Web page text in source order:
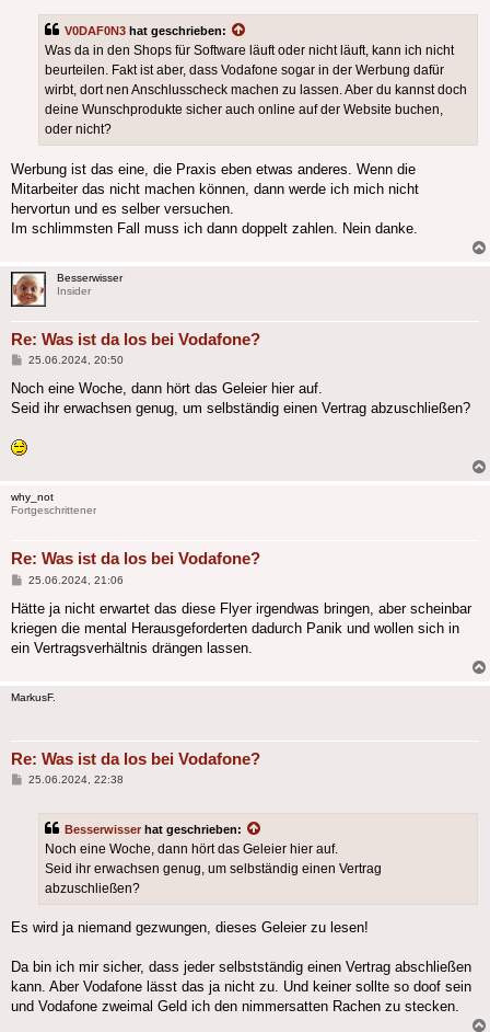
V0DAF0N3 hat geschrieben:
Was da in den Shops für Software läuft oder nicht läuft, kann ich nicht
beurteilen. Fakt ist aber, dass Vodafone sogar in der Werbung dafür
wirbt, dort nen Anschlusscheck machen zu lassen. Aber du kannst doch
deine Wunschprodukte sicher auch online auf der Website buchen,
oder nicht?
Werbung ist das eine, die Praxis eben etwas anderes. Wenn die
Mitarbeiter das nicht machen können, dann werde ich mich nicht
hervortun und es selber versuchen.
Im schlimmsten Fall muss ich dann doppelt zahlen. Nein danke.
Besserwisser
Insider
Re: Was ist da los bei Vodafone?
Beitrag
25.06.2024, 20:50
Noch eine Woche, dann hört das Geleier hier auf.
Seid ihr erwachsen genug, um selbständig einen Vertrag abzuschließen?
why_not
Fortgeschrittener
Re: Was ist da los bei Vodafone?
Beitrag
25.06.2024, 21:06
Hätte ja nicht erwartet das diese Flyer irgendwas bringen, aber scheinbar
kriegen die mental Herausgeforderten dadurch Panik und wollen sich in
ein Vertragsverhältnis drängen lassen.
MarkusF.
Re: Was ist da los bei Vodafone?
Beitrag
25.06.2024, 22:38
Besserwisser hat geschrieben:
Noch eine Woche, dann hört das Geleier hier auf.
Seid ihr erwachsen genug, um selbständig einen Vertrag
abzuschließen?
Es wird ja niemand gezwungen, dieses Geleier zu lesen!
Da bin ich mir sicher, dass jeder selbstständig einen Vertrag abschließen
kann. Aber Vodafone lässt das ja nicht zu. Und keiner sollte so doof sein
und Vodafone zweimal Geld ich den nimmersatten Rachen zu stecken.